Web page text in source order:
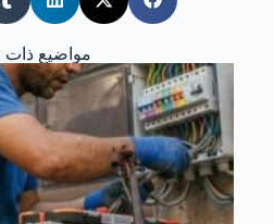
مواضيع ذات